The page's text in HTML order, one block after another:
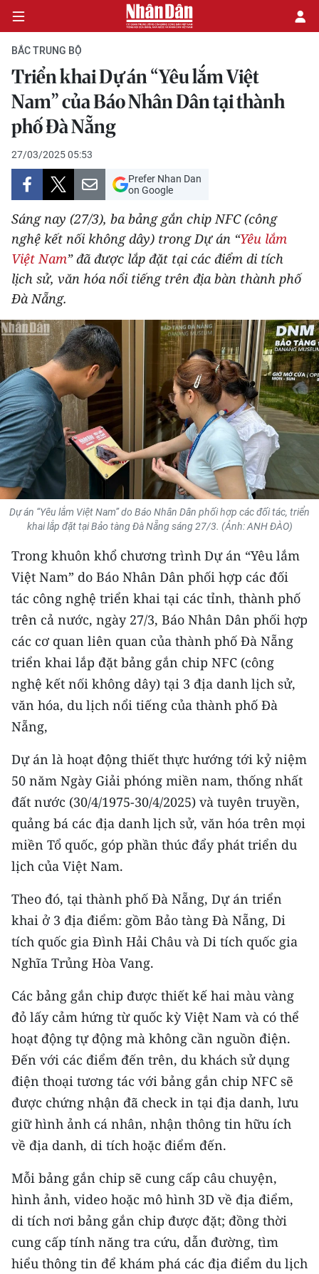
CHÍNH TRỊ
KINH TẾ
VĂN HÓA
XÃ HỘI
PHÁP LUẬT
DU LỊCH
THẾ GIỚI
THỂ THAO
GIÁO DỤC
Y TẾ
KHOA HỌC - CÔNG NGHỆ
MÔI TRƯỜNG
BẠN ĐỌC
TRI THỨC CHUYÊN SÂU
54 DÂN TỘC VIỆT NAM
CHƯƠNG TRÌNH OCOP - MỖI XÃ
MỘT SẢN PHẨM
RADIO
E-Magazine
Video
Media Chính trị
Media Kinh tế
Media Văn hóa
Media Xã hội
Media Pháp luật
Media Du lịch
Media Thế giới
Media Thể thao
Media Giáo dục
Media Y tế
Media Khoa học - Công nghệ
Media Môi trường
Ảnh
Infographic
BẮC TRUNG BỘ
Triển khai Dự án “Yêu lắm Việt
Nam” của Báo Nhân Dân tại thành
phố Đà Nẵng
27/03/2025 05:53
Prefer Nhan Dan
on Google
Sáng nay (27/3), ba bảng gắn chip NFC (công
nghệ kết nối không dây) trong Dự án “Yêu lắm
Việt Nam” đã được lắp đặt tại các điểm di tích
lịch sử, văn hóa nổi tiếng trên địa bàn thành phố
Đà Nẵng.
Dự án “Yêu lắm Việt Nam” do Báo Nhân Dân phối hợp các đối tác, triển
khai lắp đặt tại Bảo tàng Đà Nẵng sáng 27/3. (Ảnh: ANH ĐÀO)
Trong khuôn khổ chương trình Dự án “Yêu lắm
Việt Nam” do Báo Nhân Dân phối hợp các đối
tác công nghệ triển khai tại các tỉnh, thành phố
trên cả nước, ngày 27/3, Báo Nhân Dân phối hợp
các cơ quan liên quan của thành phố Đà Nẵng
triển khai lắp đặt bảng gắn chip NFC (công
nghệ kết nối không dây) tại 3 địa danh lịch sử,
văn hóa, du lịch nổi tiếng của thành phố Đà
Nẵng,
Dự án là hoạt động thiết thực hướng tới kỷ niệm
50 năm Ngày Giải phóng miền nam, thống nhất
đất nước (30/4/1975-30/4/2025) và tuyên truyền,
quảng bá các địa danh lịch sử, văn hóa trên mọi
miền Tổ quốc, góp phần thúc đẩy phát triển du
lịch của Việt Nam.
Theo đó, tại thành phố Đà Nẵng, Dự án triển
khai ở 3 địa điểm: gồm Bảo tàng Đà Nẵng, Di
tích quốc gia Đình Hải Châu và Di tích quốc gia
Nghĩa Trủng Hòa Vang.
Các bảng gắn chip được thiết kế hai màu vàng
đỏ lấy cảm hứng từ quốc kỳ Việt Nam và có thể
hoạt động tự động mà không cần nguồn điện.
Đến với các điểm đến trên, du khách sử dụng
điện thoại tương tác với bảng gắn chip NFC sẽ
được chứng nhận đã check in tại địa danh, lưu
giữ hình ảnh cá nhân, nhận thông tin hữu ích
về địa danh, di tích hoặc điểm đến.
Mỗi bảng gắn chip sẽ cung cấp câu chuyện,
hình ảnh, video hoặc mô hình 3D về địa điểm,
di tích nơi bảng gắn chip được đặt; đồng thời
cung cấp tính năng tra cứu, dẫn đường, tìm
hiểu thông tin để khám phá các địa điểm du lịch